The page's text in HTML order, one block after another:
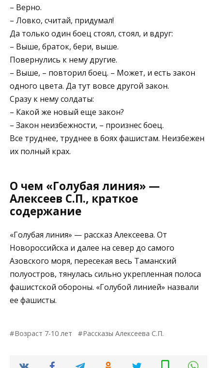
– Верно.
– Ловко, считай, придумал!
Да только один боец стоял, стоял, и вдруг:
– Выше, браток, бери, выше.
Повернулись к нему другие.
– Выше, – повторил боец. – Может, и есть закон
одного цвета. Да тут вовсе другой закон.
Сразу к нему солдаты:
– Какой же новый еще закон?
– Закон неизбежности, – произнес боец.
Все труднее, труднее в боях фашистам. Неизбежен
их полный крах.
О чем «Голубая линия» —
Алексеев С.П., краткое
содержание
«Голубая линия» — рассказ Алексеева. От
Новороссийска и далее на север до самого
Азовского моря, пересекая весь Таманский
полуостров, тянулась сильно укрепленная полоса
фашистской обороны. «Голубой линией» назвали
ее фашисты.
Возраст 7-10 лет Рассказы Алексеева С.П.